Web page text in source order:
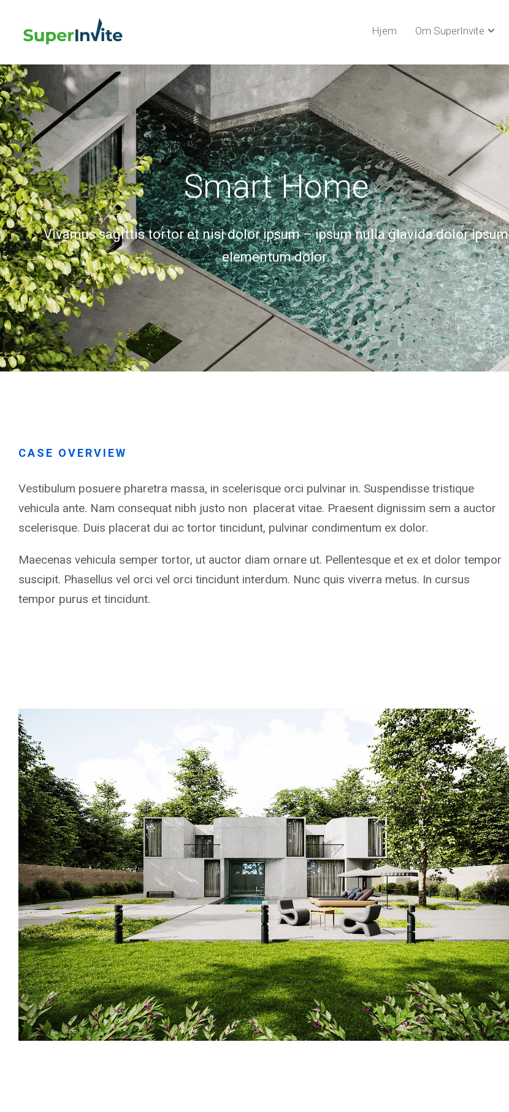
Hjem Om SuperInvite
Smart Home
Vivamus sagittis tortor et nisi dolor ipsum – ipsum nulla glavida dolor ipsum
elementum dolor.
CASE OVERVIEW
Vestibulum posuere pharetra massa, in scelerisque orci pulvinar in. Suspendisse tristique
vehicula ante. Nam consequat nibh justo non placerat vitae. Praesent dignissim sem a auctor
scelerisque. Duis placerat dui ac tortor tincidunt, pulvinar condimentum ex dolor.
Maecenas vehicula semper tortor, ut auctor diam ornare ut. Pellentesque et ex et dolor tempor
suscipit. Phasellus vel orci vel orci tincidunt interdum. Nunc quis viverra metus. In cursus
tempor purus et tincidunt.